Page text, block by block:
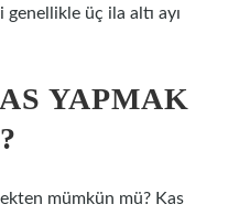
üç ila altı ayı
YAPMAK
mümkün mü? Kas